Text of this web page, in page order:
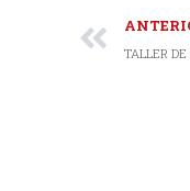
TALLER DE